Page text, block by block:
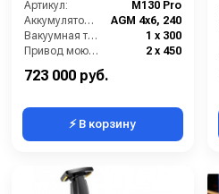
Артикул:
М130 Pro
Аккумулятор АКБ (В/А·ч):
AGM 4х6, 240
Вакуумная турбина (Вт):
1 х 300
Привод моющих щеток (Вт):
2 х 450
723 000 руб.
⚡ В корзину